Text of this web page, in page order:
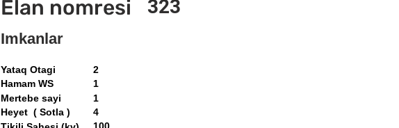
Elan nomresi 323
Imkanlar
Yataq Otagi
Mertebe sayi
Hamam WS
Heyet ( Sotla )
2
4
1
1